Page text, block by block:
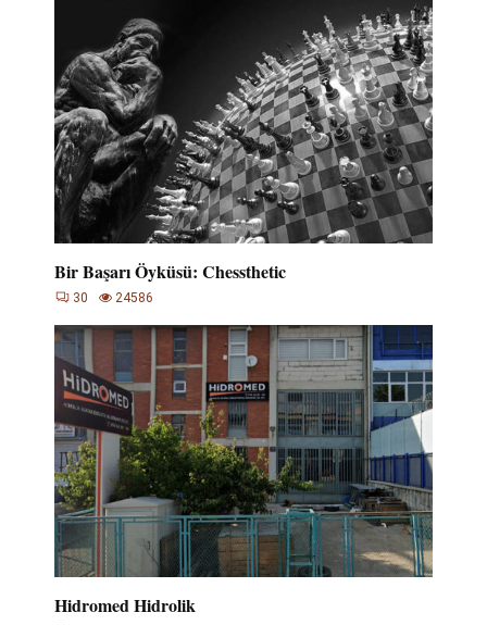
Bir Başarı Öyküsü: Chessthetic
30 24586
Hidromed Hidrolik